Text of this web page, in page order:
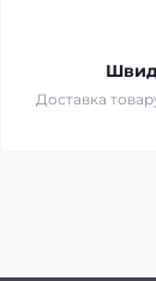
Доставка